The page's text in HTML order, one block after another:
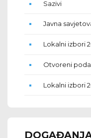
Sazivi
Javna
Lokalni izbori
Otvoreni
Lokalni izbori